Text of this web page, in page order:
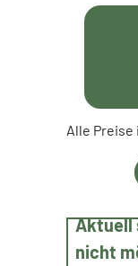
Alle Preise
Aktuell
nicht